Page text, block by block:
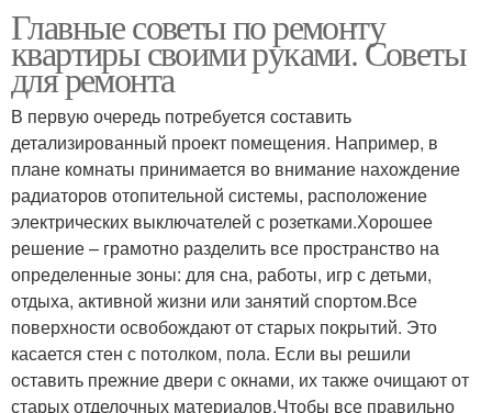
Главные советы по ремонту
квартиры своими руками. Советы
для ремонта
В первую очередь потребуется составить
детализированный проект помещения. Например, в
плане комнаты принимается во внимание нахождение
радиаторов отопительной системы, расположение
электрических выключателей с розетками.Хорошее
решение – грамотно разделить все пространство на
определенные зоны: для сна, работы, игр с детьми,
отдыха, активной жизни или занятий спортом.Все
поверхности освобождают от старых покрытий. Это
касается стен с потолком, пола. Если вы решили
оставить прежние двери с окнами, их также очищают от
старых отделочных материалов.Чтобы все правильно